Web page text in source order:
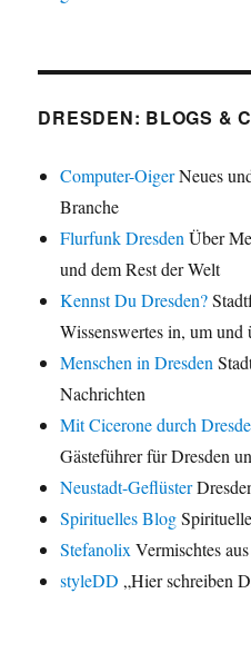
DRESDEN: BLOGS &
Computer-OigerNeues
Branche
Flurfunk DresdenÜber
und dem Rest der Welt
Kennst Du Dresden?
Wissenswertes in, um und
Menschen in Dresden
Nachrichten
Mit Cicerone durch
Gästeführer für Dresden
Neustadt-Geflüster
Spirituelles Blog
StefanolixVermischtes
styleDD „Hier schreiben